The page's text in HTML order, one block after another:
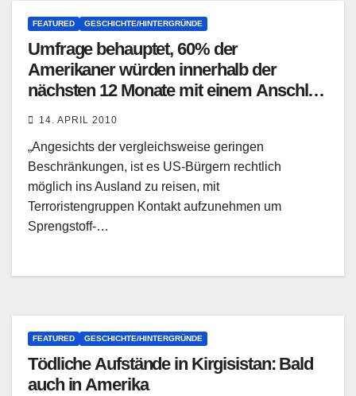
FEATURED GESCHICHTE/HINTERGRÜNDE
Umfrage behauptet, 60% der
Amerikaner würden innerhalb der
nächsten 12 Monate mit einem Anschlag
von Inlandsterroristen rechnen
14. APRIL 2010
„Angesichts der vergleichsweise geringen
Beschränkungen, ist es US-Bürgern rechtlich
möglich ins Ausland zu reisen, mit
Terroristengruppen Kontakt aufzunehmen um
Sprengstoff-…
FEATURED GESCHICHTE/HINTERGRÜNDE
Tödliche Aufstände in Kirgisistan: Bald
auch in Amerika